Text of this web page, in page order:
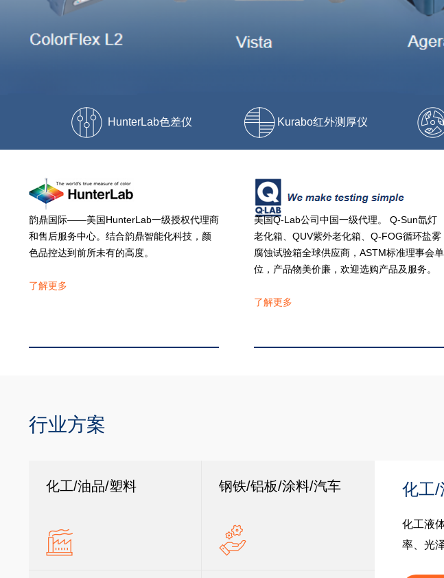
HunterLab色差仪 Kurabo红外测厚仪
韵鼎国际——美国HunterLab一级授权代理商
和售后服务中心。结合韵鼎智能化科技，颜
色品控达到前所未有的高度。
了解更多
美国Q-Lab公司中国一级代理。 Q-Sun氙灯
老化箱、QUV紫外老化箱、Q-FOG循环盐雾
腐蚀试验箱全球供应商，ASTM标准理事会单
位，产品物美价廉，欢迎选购产品及服务。
了解更多
行业方案
化工/油品/塑料 钢铁/铝板/涂料/汽车 化工/
化工液
率、光